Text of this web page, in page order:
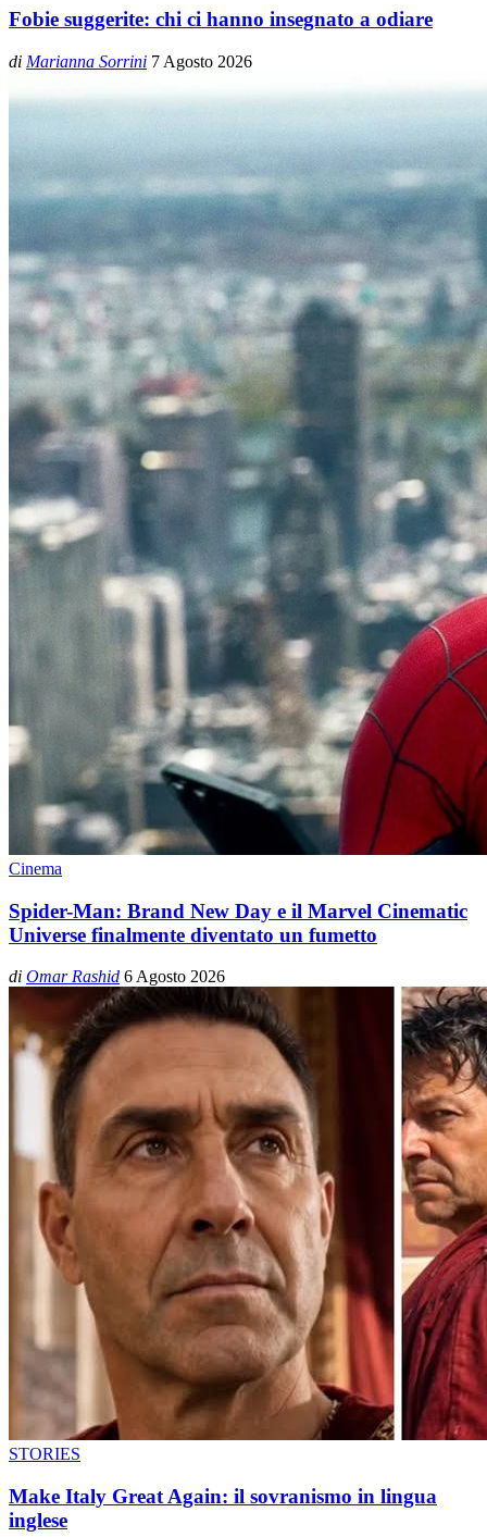
Fobie suggerite: chi ci hanno insegnato a odiare
di Marianna Sorrini 7 Agosto 2026
Cinema
Spider-Man: Brand New Day e il Marvel Cinematic
Universe finalmente diventato un fumetto
di Omar Rashid 6 Agosto 2026
STORIES
Make Italy Great Again: il sovranismo in lingua
inglese